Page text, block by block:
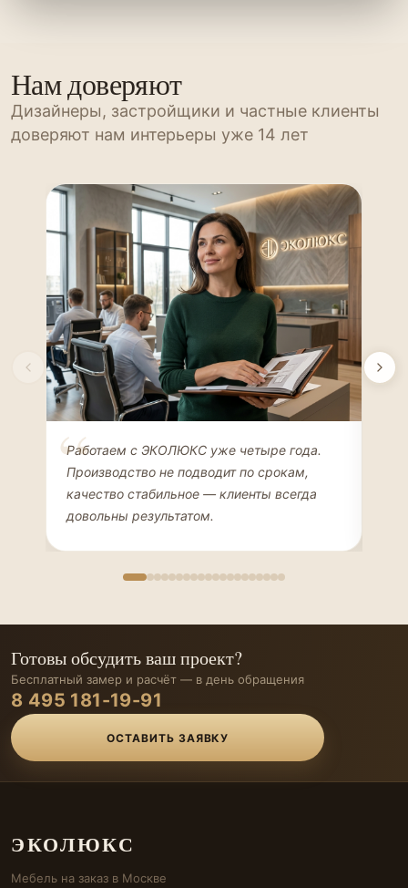
Нам доверяют
Дизайнеры, застройщики и частные клиенты
доверяют нам интерьеры уже 14 лет
Елена Соколова
ДИЗАЙНЕР ИНТЕРЬЕРОВ
Работаем с ЭКОЛЮКС уже четыре года.
Производство не подводит по срокам,
качество стабильное — клиенты всегда
довольны результатом.
Готовы обсудить ваш проект?
Бесплатный замер и расчёт — в день обращения
8 495 181-19-91
ОСТАВИТЬ ЗАЯВКУ
ЭКОЛЮКС
Мебель на заказ в Москве